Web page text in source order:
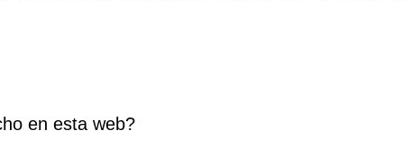
en esta web?